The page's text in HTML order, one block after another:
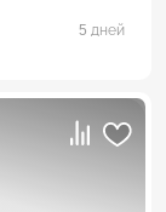
5 дней